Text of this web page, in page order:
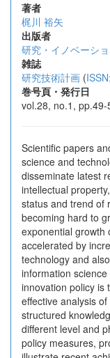
著者
梶川 裕矢
出版者
研究・イノベーシ
雑誌
研究技術計画 (
巻号頁・発行日
vol.28, no.1,
Scientific papers
science and
disseminate latest
intellectual
status and trend of
becoming hard to
exponential growth
accelerated by
technology and
information
innovation policy is
effective analysis
structured
different level and
policy measures,